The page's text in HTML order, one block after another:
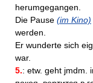
herumgegangen.
Die Pause (im Kino)
werden.
Er wunderte sich
war.
5.: etw. geht jmdm.